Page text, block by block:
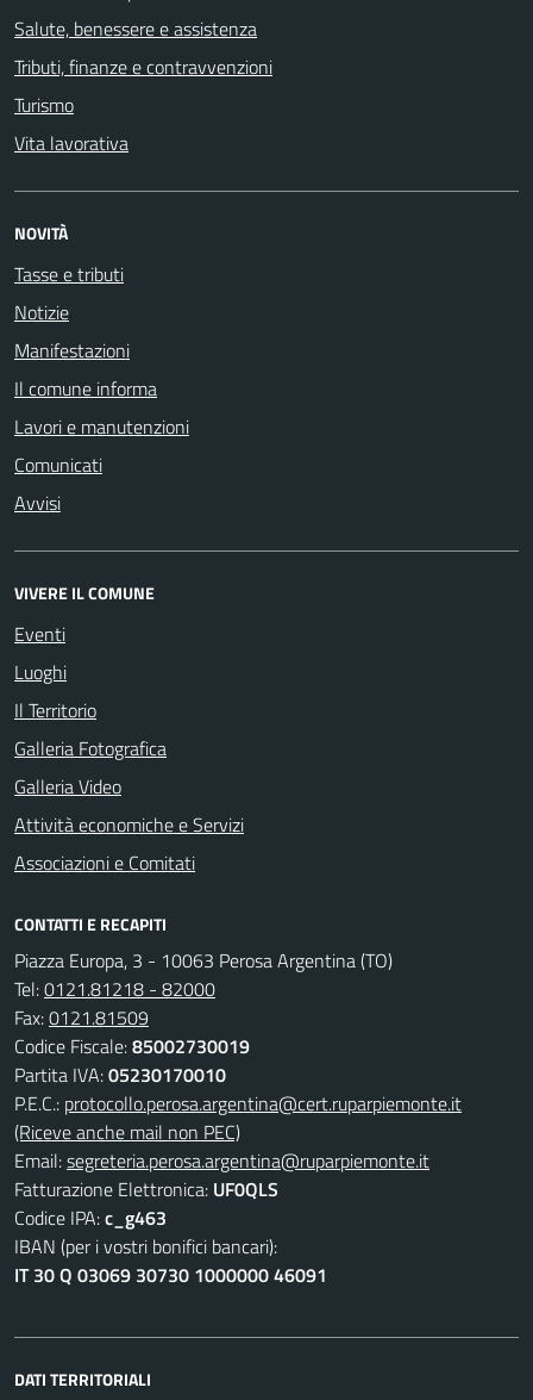
Salute, benessere e assistenza
Tributi, finanze e contravvenzioni
Turismo
Vita lavorativa
NOVITÀ
Tasse e tributi
Notizie
Manifestazioni
Il comune informa
Lavori e manutenzioni
Comunicati
Avvisi
VIVERE IL COMUNE
Eventi
Luoghi
Il Territorio
Galleria Fotografica
Galleria Video
Attività economiche e Servizi
Associazioni e Comitati
CONTATTI E RECAPITI
Piazza Europa, 3 - 10063 Perosa Argentina (TO)
Tel:0121.81218 - 82000
Fax:0121.81509
Codice Fiscale:85002730019
Partita IVA:05230170010
P.E.C.: protocollo.perosa.argentina@cert.ruparpiemonte.it
(Riceve anche mail non PEC)
Email:segreteria.perosa.argentina@ruparpiemonte.it
Fatturazione Elettronica: UF0QLS
Codice IPA:c_g463
IBAN (per i vostri bonifici bancari):
IT 30 Q 03069 30730 1000000 46091
DATI TERRITORIALI